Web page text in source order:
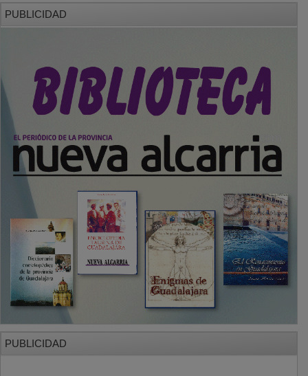
PUBLICIDAD
PUBLICIDAD